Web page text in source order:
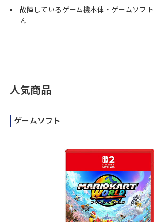
故障しているゲーム機本体・ゲームソフ
ん
人気商品
ゲームソフト